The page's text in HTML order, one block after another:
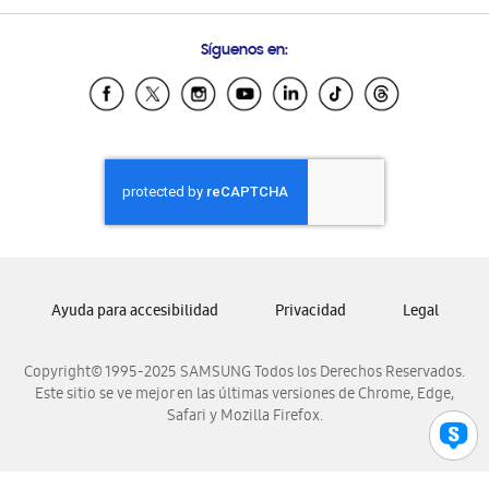
Samsung Ecuador
Samsung El Salvador
Samsung Honduras
Samsung Nicaragua
Samsung Panamá
Samsung Venezuela
Síguenos en:
Copyright© 1995-2025 SAMSUNG Todos los Derechos Reservados.
Este sitio se ve mejor en las últimas versiones de Chrome, Edge,
Safari y Mozilla Firefox.
Ayuda para accesibilidad Privacidad Legal